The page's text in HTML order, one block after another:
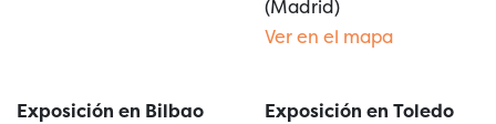
(Madrid)
Ver en el mapa
Exposición en Bilbao
Exposición en Toledo